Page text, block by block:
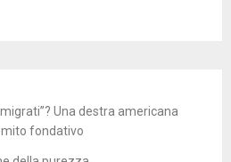
Una destra americana
fondativo